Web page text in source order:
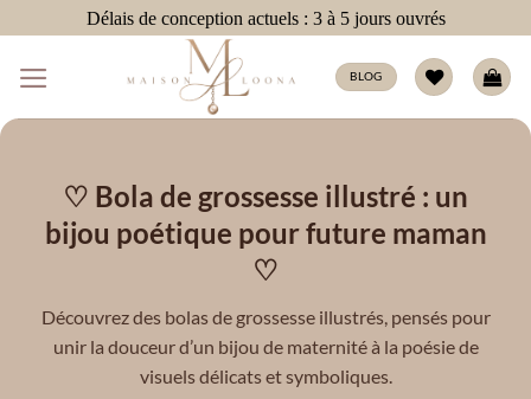
au
contenu
Délais de conception actuels : 3 à 5 jours ouvrés
BLOG
♡ Bola de grossesse illustré : un
bijou poétique pour future maman
♡
Découvrez des bolas de grossesse illustrés, pensés pour
unir la douceur d’un bijou de maternité à la poésie de
visuels délicats et symboliques.